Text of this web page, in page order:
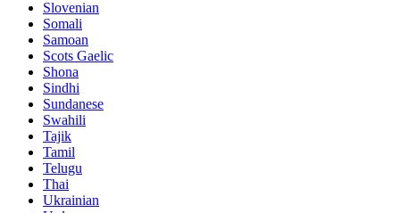
Slovenian
Somali
Samoan
Scots Gaelic
Shona
Sindhi
Sundanese
Swahili
Tajik
Tamil
Telugu
Thai
Ukrainian